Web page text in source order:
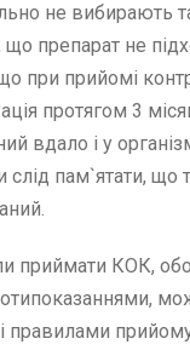
не вибирають
що препарат не
при прийомі
протягом 3
вдало і у
слід пам`ятати,
приймати КОК,
правилами